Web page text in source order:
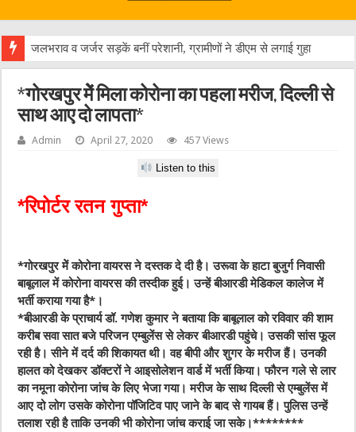
एक व
*गोरखपुर मेें मिला कोरोना का पहला मरीज, दिल्‍ली से
साथ आए दो लापता*
Admin April 27, 2020 457 Views
Listen to this
*रिपोर्टर रतन गुप्ता*
*गोरखपुर मेें कोरोना वायरस ने दस्तक दे दी है। उरूवा के हाटा बुजुर्ग निवासी
बाबूलाल में कोरोना वायरस की तस्दीक हुई। उन्हें बीआरडी मेडिकल कालेज में
भर्ती कराया गया है*।
*बीआरडी के प्राचार्य डॉ. गणेश कुमार ने बताया कि बाबूलाल को रविवार की शाम
करीब सवा सात बजे परिजन एम्बुलेंस से लेकर बीआरडी पहुंचे। उसकी सांस फूल
रही है। सीने में दर्द की शिकायत थी। वह बीपी और शुगर के मरीज हैं। उनकी
हालत को देखकर डॉक्टरों ने आइसोलेशन वार्ड में भर्ती किया। फौरन गले से लार
का नमूना कोरोना जांच के लिए भेजा गया। मरीज के साथ दिल्‍ली से एम्‍बुलेंस में
आए दो लोग उसके कोरोना पॉजिटिव पाए जाने के बाद से गायब हैं। पुलिस उन्‍हें
तलाश रही है ताकि उनकी भी कोरोना जांच कराई जा सके।********